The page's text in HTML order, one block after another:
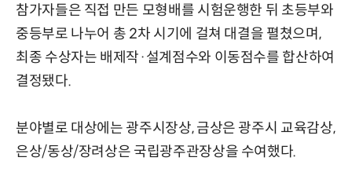
참가자들은 직접 만든 모형배를 시험운행한 뒤 초등부와
중등부로 나누어 총 2차 시기에 걸쳐 대결을 펼쳤으며,
최종 수상자는 배제작·설계점수와 이동점수를 합산하여
결정됐다.
분야별로 대상에는 광주시장상, 금상은 광주시 교육감상,
은상/동상/장려상은 국립광주관장상을 수여했다.